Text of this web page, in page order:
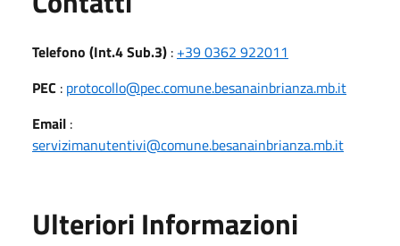
Telefono (Int.4 Sub.3) : +39 0362 922011
PEC : protocollo@pec.comune.besanainbrianza.mb.it
Email :
servizimanutentivi@comune.besanainbrianza.mb.it
Ulteriori Informazioni